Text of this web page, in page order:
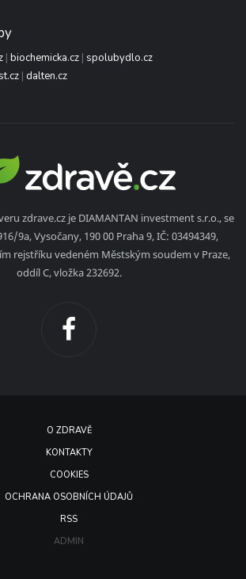
| biochemicka.cz | spolubydlo.cz
| dalten.cz
zdrave.cz je DIAMANTAN investment s.r.o., se
9a, Vysočany, 190 00 Praha 9, IČ: 03494349,
rejstříku vedeném Městským soudem v Praze,
oddíl C, vložka 232692.
O ZDRAVĚ
KONTAKTY
COOKIES
OCHRANA OSOBNÍCH ÚDAJŮ
RSS
ADMIN